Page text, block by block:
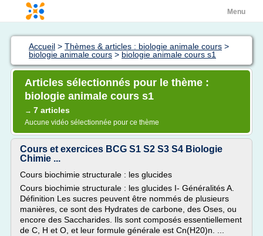
Menu
Accueil > Thèmes & articles : biologie animale cours >
biologie animale cours > biologie animale cours s1
Articles sélectionnés pour le thème :
biologie animale cours s1
→ 7 articles
Aucune vidéo sélectionnée pour ce thème
Cours et exercices BCG S1 S2 S3 S4 Biologie
Chimie ...
Cours biochimie structurale : les glucides
Cours biochimie structurale : les glucides I- Généralités A.
Définition Les sucres peuvent être nommés de plusieurs
manières, ce sont des Hydrates de carbone, des Oses, ou
encore des Saccharides. Ils sont composés essentiellement
de C, H et O, et leur formule générale est Cn(H20)n. ...